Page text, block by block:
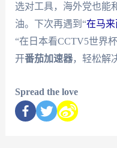
选对工具，海外党也能
油。下次再遇到“在马
“在日本看CCTV5世界
开番茄加速器，轻松解
Spread the love